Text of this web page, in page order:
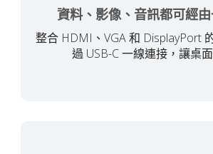
資料、影像、音訊都可經
整合 HDMI、VGA 和 DisplayPort
過 USB-C 一線連接，讓桌